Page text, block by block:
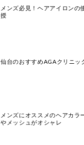
メンズ必見！ヘアアイロンの
授
仙台のおすすめAGAクリニッ
メンズにオススメのヘアカラ
やメッシュがオシャレ